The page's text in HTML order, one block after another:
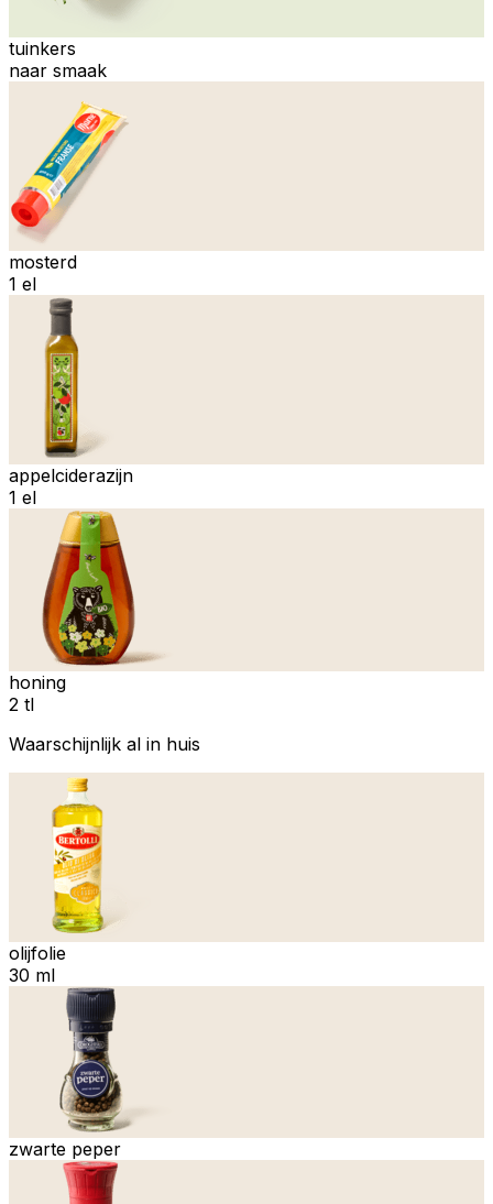
tuinkers
naar smaak
mosterd
1 el
appelciderazijn
1 el
honing
2 tl
Waarschijnlijk al in huis
olijfolie
30 ml
zwarte peper